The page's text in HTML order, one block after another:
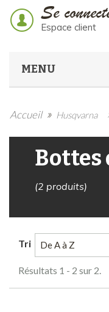
Se
Espace client
MENU
Accueil » Husqvarna
Bottes
(2 produits)
Tri De A à Z
Résultats 1 - 2 sur 2.